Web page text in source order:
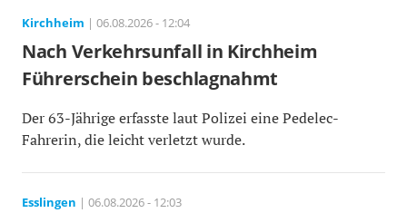
Kirchheim | 06.08.2026 - 12:04
Nach Verkehrsunfall in Kirchheim
Führerschein beschlagnahmt
Der 63-Jährige erfasste laut Polizei eine Pedelec-
Fahrerin, die leicht verletzt wurde.
Esslingen | 06.08.2026 - 12:03